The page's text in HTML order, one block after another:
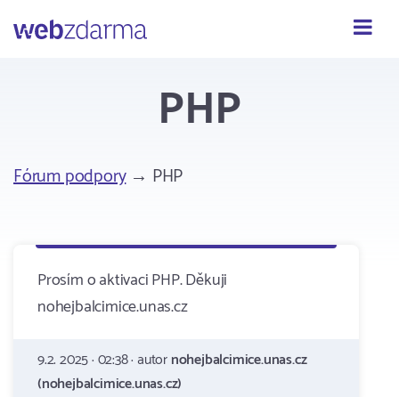
Webzdarma
PHP
Fórum podpory→ PHP
Prosím o aktivaci PHP. Děkuji
nohejbalcimice.unas.cz
9.2. 2025 · 02:38 · autornohejbalcimice.unas.cz
(nohejbalcimice.unas.cz)